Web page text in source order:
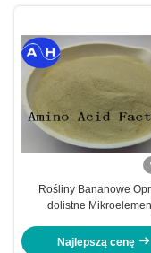
Rośliny Bananowe
dolistne
Magnez Cynk
Najlepszą cenę